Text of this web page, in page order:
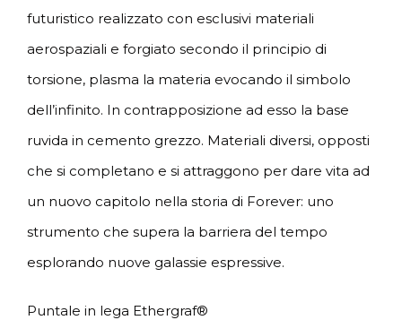
futuristico realizzato con esclusivi materiali
aerospaziali e forgiato secondo il principio di
torsione, plasma la materia evocando il simbolo
dell’infinito. In contrapposizione ad esso la base
ruvida in cemento grezzo. Materiali diversi, opposti
che si completano e si attraggono per dare vita ad
un nuovo capitolo nella storia di Forever: uno
strumento che supera la barriera del tempo
esplorando nuove galassie espressive.
Puntale in lega Ethergraf®